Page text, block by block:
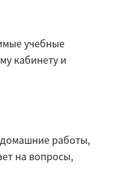
учебные
кабинету и
работы,
на вопросы,